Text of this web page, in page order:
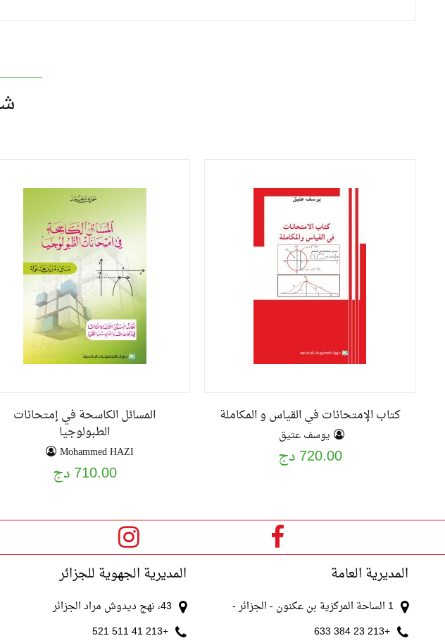
كتاب الإمتحانات في القياس و المكاملة
يوسف عتيق
720.00 دج
المسائل الكاسحة في إمتحانات
الطبولوجيا
Mohammed HAZI
710.00 دج
المديرية العامة
1 الساحة المركزية بن عكنون - الجزائر -
+213 23 384 633
المديرية الجهوية للجزائر
43، نهج ديدوش مراد الجزائر
+213 41 511 521